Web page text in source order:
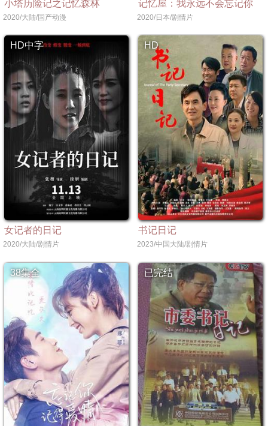
小塔历险记之记忆森林
2020/大陆/国产动漫
记忆屋：我永远不会忘记你
2020/日本/剧情片
HD中字
女记者的日记
2020/大陆/剧情片
HD
书记日记
2023/中国大陆/剧情片
38集全 已完结